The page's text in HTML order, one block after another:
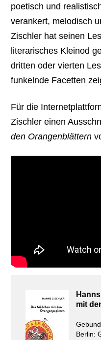
poetisch und
verankert, melodisch
Zischler hat seinen
literarisches Kleinod
dritten oder vierten
funkelnde Facetten
Für die
Zischler einen
den Orangenblättern
mit
Berlin: